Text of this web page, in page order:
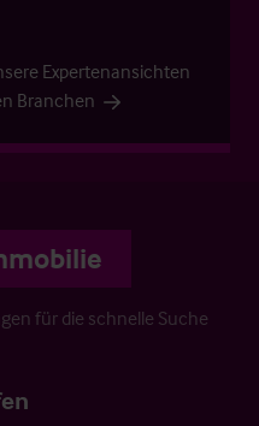
Expertenansichten
Branchen
für die schnelle Suche